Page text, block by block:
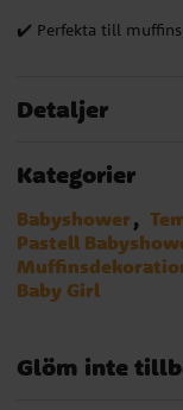
✔️ Perfekta till
Detaljer
Kategorier
Babyshower
Pastell
Baby Girl
Glöm inte